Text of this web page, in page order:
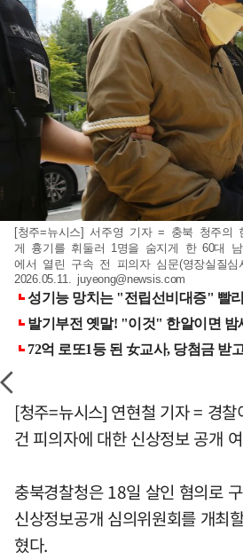
[청주=뉴시스] 서주영 기자 = 충북 청주의
게 흉기를 휘둘러 1명을 숨지게 한 60대
에서 열린 구속 전 피의자 심문(영장실질심
2026.05.11. juyeong@newsis.com
[청주=뉴시스] 연현철 기자 = 경
건 피의자에 대한 신상정보 공개
충북경찰청은 18일 살인 혐의로
신상정보공개 심의위원회를 개최
혔다.